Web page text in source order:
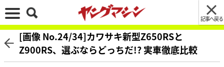
記事へ戻る
[画像 No.24/34]カワサキ新型Z650RSと
Z900RS、選ぶならどっちだ!? 実車徹底比較